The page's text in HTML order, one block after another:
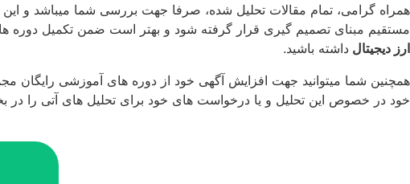
همراه گرامی، تمام مقالات تحلیل شده، صرفا جهت بررسی شما میباشد و
مستقیم مبنای تصمیم گیری قرار گرفته شود و بهتر است ضمن تکمیل دوره
ارز دیجیتال داشته باشید.
همچنین شما میتوانید جهت افزایش آگهی خود از دوره های آموزشی رایگان
خود در خصوص این تحلیل و یا درخواست های خود برای تحلیل های آتی را در